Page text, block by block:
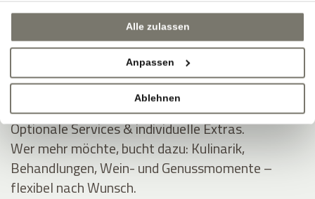
Alle zulassen
Anpassen
Ablehnen
Inklusivleistungen für Rittstein-Gäste.
Wellnessbereiche (ausgewählt), WLAN, Parken,
Guestpass, Zugang zu Außenanlagen und Gärten.
Apartment-Freiheit, Hotel-Extras.
Optionale Services & individuelle Extras.
Wer mehr möchte, bucht dazu: Kulinarik,
Behandlungen, Wein- und Genussmomente –
flexibel nach Wunsch.